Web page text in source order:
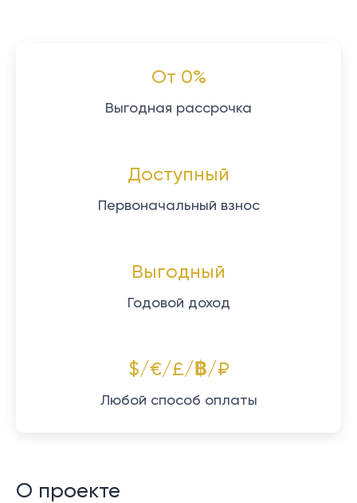
От 0%
Выгодная рассрочка
Доступный
Первоначальный взнос
Выгодный
Годовой доход
$/€/£/฿/₽
Любой способ оплаты
О проекте